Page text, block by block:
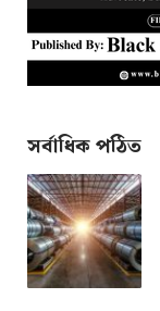
সর্বাধিক পঠিত